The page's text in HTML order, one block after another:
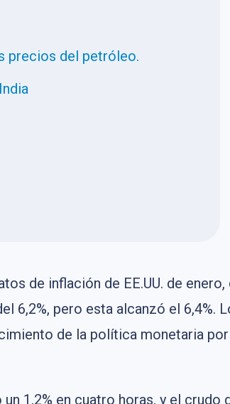
precios del petróleo.
de inflación de EE.UU. de
6,2%, pero esta alcanzó el
de la política monetaria
1,2% en cuatro horas, y el crudo